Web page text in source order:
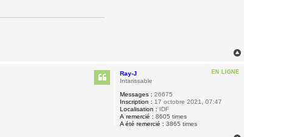
EN LIGNE
Ray-J
Intarissable
Messages : 26675
Inscription : 17 octobre 2021, 07:47
Localisation : IDF
A remercié : 8605 times
A été remercié : 3865 times